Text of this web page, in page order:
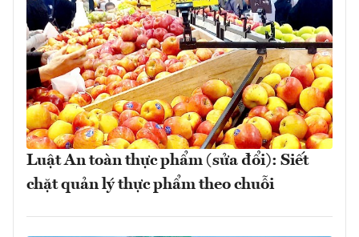
Luật An toàn thực phẩm (sửa đổi): Siết
chặt quản lý thực phẩm theo chuỗi